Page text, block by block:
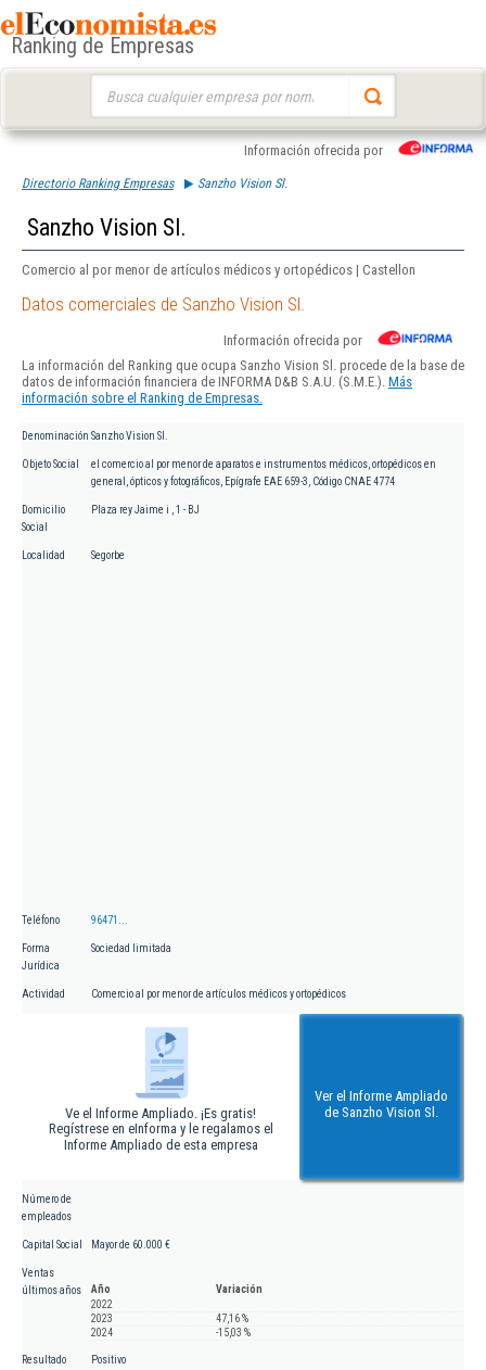
Ranking de Empresas
Información ofrecida por
Directorio Ranking Empresas Sanzho Vision Sl.
Sanzho Vision Sl.
Comercio al por menor de artículos médicos y ortopédicos | Castellon
Datos comerciales de Sanzho Vision Sl.
Información ofrecida por
La información del Ranking que ocupa Sanzho Vision Sl. procede de la base de
datos de información financiera de INFORMA D&B S.A.U. (S.M.E.). Más
información sobre el Ranking de Empresas.
Denominación Sanzho Vision Sl.
Objeto Social
el comercio al por menor de aparatos e instrumentos médicos, ortopédicos en
general, ópticos y fotográficos, Epígrafe EAE 659-3, Código CNAE 4774
Domicilio
Social
Plaza rey Jaime i , 1 - BJ
Localidad Segorbe
Teléfono 96471...
Forma
Jurídica
Sociedad limitada
Actividad Comercio al por menor de artículos médicos y ortopédicos
Ve el Informe Ampliado. ¡Es gratis!
Regístrese en eInforma y le regalamos el
Informe Ampliado de esta empresa
Ver el Informe Ampliado
de Sanzho Vision Sl.
Número de
empleados
Capital Social Mayor de 60.000 €
Ventas
últimos años
Año
Variación
2022
2023
47,16 %
2024
-15,03 %
Resultado
Positivo